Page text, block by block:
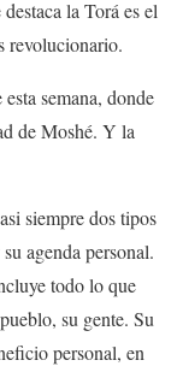
la Torá es el
revolucionario.
semana, donde
de Moshé. Y la
siempre dos tipos
agenda personal.
todo lo que
su gente. Su
personal, en